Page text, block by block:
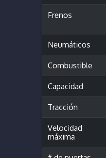
Frenos
Neumáticos
Combustible
Capacidad
Tracción
Velocidad
máxima